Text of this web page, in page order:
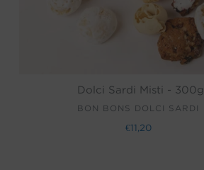
Dolci Sardi Misti - 300g
VENDITORE
BON BONS DOLCI SARDI
Prezzo
€11,20